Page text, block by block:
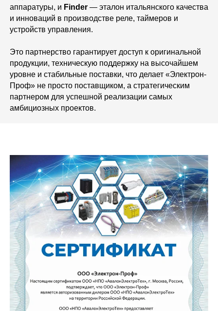
аппаратуры, и Finder — эталон итальянского качества
и инноваций в производстве реле, таймеров и
устройств управления.
Это партнерство гарантирует доступ к оригинальной
продукции, техническую поддержку на высочайшем
уровне и стабильные поставки, что делает «Электрон-
Проф» не просто поставщиком, а стратегическим
партнером для успешной реализации самых
амбициозных проектов.